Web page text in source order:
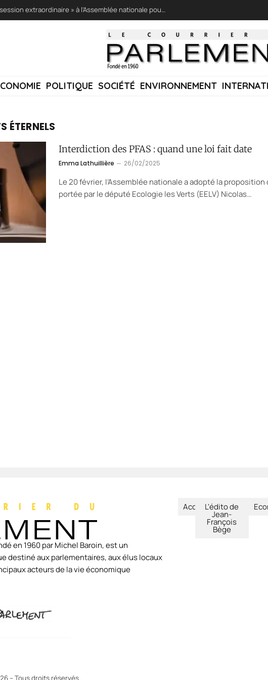
LFI réclame une « session extraordinaire » à l’Assemblée nationale pour lutter contre les incendies
POLITIQUE SOCIÉTÉ ENVIRONNEMENT
ÉTERNELS
Interdiction des PFAS : quand une loi fait date
Emma Lathuillière 26/02/2025
Le 20 février, l’Assemblée nationale a adopté la proposition
portée par le député Ecologie les Verts (EELV) Nicolas…
en 1960 par Michel Baroin, est un
destiné aux parlementaires, aux élus locaux
acteurs de la vie économique
AccueilL'édito de
Jean-
François
Bège
– Tous droits réservés.